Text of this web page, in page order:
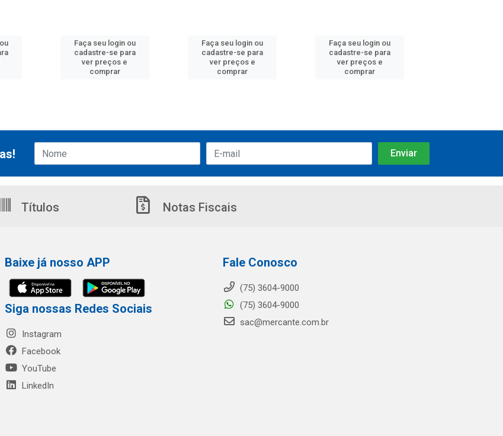
Faça seu login ou
cadastre-se para
ver preços e
comprar
Faça seu login ou
cadastre-se para
ver preços e
comprar
Faça seu login ou
cadastre-se para
ver preços e
comprar
Títulos Notas Fiscais
Baixe já nosso APP
Siga nossas Redes Sociais
Instagram
Facebook
YouTube
LinkedIn
Fale Conosco
(75) 3604-9000
(75) 3604-9000
sac@mercante.com.br